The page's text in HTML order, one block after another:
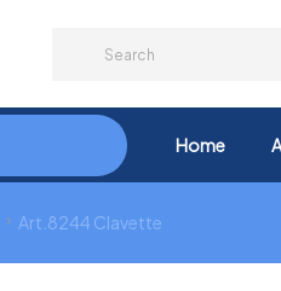
Home
Art.8244 Clavette